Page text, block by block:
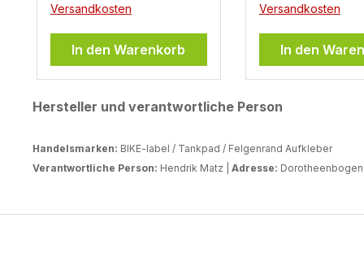
Versandkosten
In den Warenkorb
Versandkosten
In den
Hersteller und verantwortliche Person
Handelsmarken: BIKE-label / Tankpad / Felgenrand Aufkleber
Verantwortliche Person: Hendrik Matz | Adresse: Dorotheenbogen